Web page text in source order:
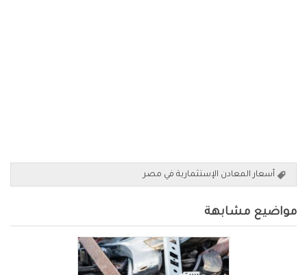
أسعار المعادن الإستثمارية في مصر
مواضيع مشابهة